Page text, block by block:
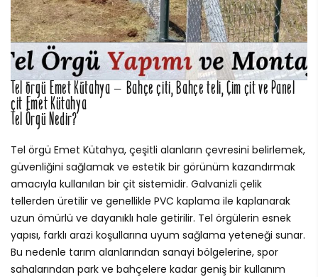
Tel örgü Emet Kütahya – Bahçe çiti, Bahçe teli, Çim çit ve Panel
çit Emet Kütahya
Tel Örgü Nedir?
Tel örgü Emet Kütahya, çeşitli alanların çevresini belirlemek,
güvenliğini sağlamak ve estetik bir görünüm kazandırmak
amacıyla kullanılan bir çit sistemidir. Galvanizli çelik
tellerden üretilir ve genellikle PVC kaplama ile kaplanarak
uzun ömürlü ve dayanıklı hale getirilir. Tel örgülerin esnek
yapısı, farklı arazi koşullarına uyum sağlama yeteneği sunar.
Bu nedenle tarım alanlarından sanayi bölgelerine, spor
sahalarından park ve bahçelere kadar geniş bir kullanım